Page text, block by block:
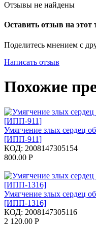
Отзывы не найдены
Оставить отзыв на этот
Поделитесь мнением с
Написать отзыв
Похожие
Умягчение злых сердец
[ИПП-911]
КОД: 2008147305154
800.00 Р
Умягчение злых сердец
[ИПП-1316]
КОД: 2008147305116
2 120.00 Р